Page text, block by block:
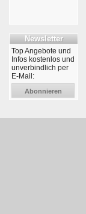
Newsletter
Top Angebote und
Infos kostenlos und
unverbindlich per
E-Mail:
Abonnieren